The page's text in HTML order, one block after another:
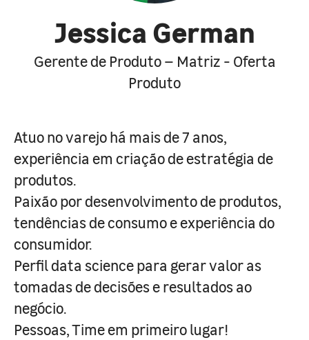
Jessica German
Gerente de Produto – Matriz - Oferta
Produto
Atuo no varejo há mais de 7 anos,
experiência em criação de estratégia de
produtos.
Paixão por desenvolvimento de produtos,
tendências de consumo e experiência do
consumidor.
Perfil data science para gerar valor as
tomadas de decisões e resultados ao
negócio.
Pessoas, Time em primeiro lugar!